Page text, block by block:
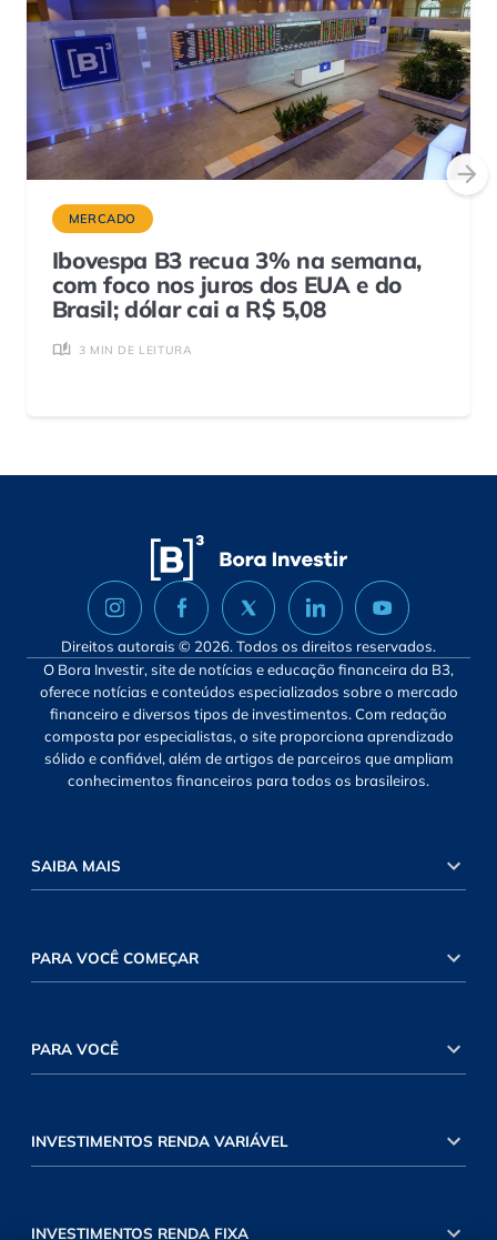
MERCADO
Ibovespa B3 recua 3% na semana,
com foco nos juros dos EUA e do
Brasil; dólar cai a R$ 5,08
3 MIN DE LEITURA
Direitos autorais © 2026. Todos os direitos reservados.
O Bora Investir, site de notícias e educação financeira da B3,
oferece notícias e conteúdos especializados sobre o mercado
financeiro e diversos tipos de investimentos. Com redação
composta por especialistas, o site proporciona aprendizado
sólido e confiável, além de artigos de parceiros que ampliam
conhecimentos financeiros para todos os brasileiros.
SAIBA MAIS
PARA VOCÊ COMEÇAR
PARA VOCÊ
INVESTIMENTOS RENDA VARIÁVEL
INVESTIMENTOS RENDA FIXA